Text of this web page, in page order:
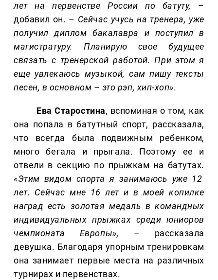
лет на первенстве России по батуту,
–
добавил он. – Сейчас учусь на тренера, уже
получил диплом бакалавра и поступил в
магистратуру. Планирую свое будущее
связать с тренерской работой. При этом я
еще увлекаюсь музыкой, сам пишу тексты
песен, в основном – это рэп, хип-хоп».
Ева Старостина, вспоминая о том, как
она попала в батутный спорт, рассказала,
что всегда была подвижным ребенком,
много бегала и прыгала. Поэтому ее и
отвели в секцию по прыжкам на батутах.
«Этим видом спорта я занимаюсь уже 12
лет. Сейчас мне 16 лет и в моей копилке
наград есть золотая медаль в командных
индивидуальных прыжках среди юниоров
чемпионата Европы»,
– рассказала
девушка. Благодаря упорным тренировкам
она занимает первые места на различных
турнирах и первенствах.